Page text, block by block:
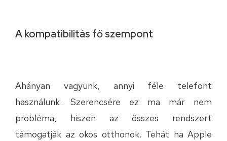
A kompatibilitás fő szempont
Ahányan vagyunk, annyi féle telefont
használunk. Szerencsére ez ma már nem
probléma, hiszen az összes rendszert
támogatják az okos otthonok. Tehát ha Apple